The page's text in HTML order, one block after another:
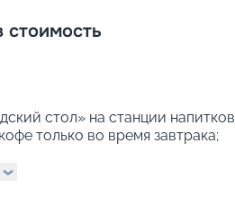
стоимость
стол» на станции
только во время завтрака;